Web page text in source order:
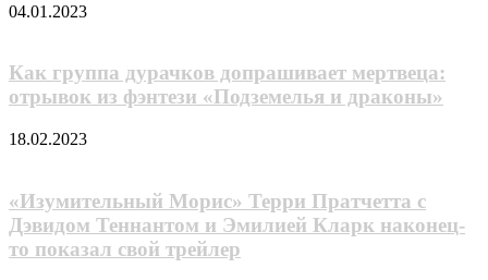
04.01.2023
Как группа дурачков допрашивает мертвеца:
отрывок из фэнтези «Подземелья и драконы»
18.02.2023
«Изумительный Морис» Терри Пратчетта с
Дэвидом Теннантом и Эмилией Кларк наконец-
то показал свой трейлер